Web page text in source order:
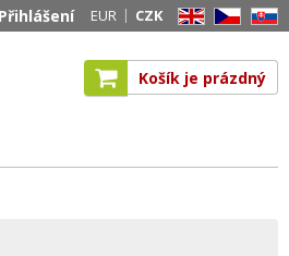
EN CZ SK
EUR CZK
Přihlášení
Košík je prázdný